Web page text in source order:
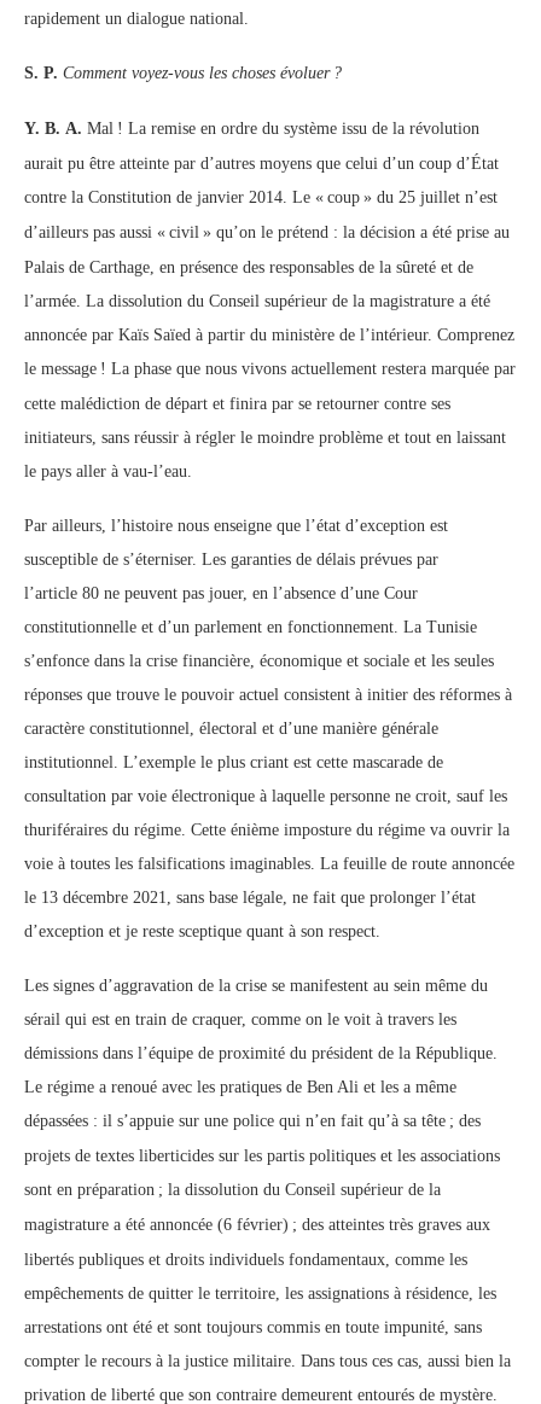
rapidement un dialogue national.
S. P. Comment voyez-vous les choses évoluer ?
Y. B. A. Mal ! La remise en ordre du système issu de la révolution
aurait pu être atteinte par d’autres moyens que celui d’un coup d’État
contre la Constitution de janvier 2014. Le « coup » du 25 juillet n’est
d’ailleurs pas aussi « civil » qu’on le prétend : la décision a été prise au
Palais de Carthage, en présence des responsables de la sûreté et de
l’armée. La dissolution du Conseil supérieur de la magistrature a été
annoncée par Kaïs Saïed à partir du ministère de l’intérieur. Comprenez
le message ! La phase que nous vivons actuellement restera marquée par
cette malédiction de départ et finira par se retourner contre ses
initiateurs, sans réussir à régler le moindre problème et tout en laissant
le pays aller à vau-l’eau.
Par ailleurs, l’histoire nous enseigne que l’état d’exception est
susceptible de s’éterniser. Les garanties de délais prévues par
l’article 80 ne peuvent pas jouer, en l’absence d’une Cour
constitutionnelle et d’un parlement en fonctionnement. La Tunisie
s’enfonce dans la crise financière, économique et sociale et les seules
réponses que trouve le pouvoir actuel consistent à initier des réformes à
caractère constitutionnel, électoral et d’une manière générale
institutionnel. L’exemple le plus criant est cette mascarade de
consultation par voie électronique à laquelle personne ne croit, sauf les
thuriféraires du régime. Cette énième imposture du régime va ouvrir la
voie à toutes les falsifications imaginables. La feuille de route annoncée
le 13 décembre 2021, sans base légale, ne fait que prolonger l’état
d’exception et je reste sceptique quant à son respect.
Les signes d’aggravation de la crise se manifestent au sein même du
sérail qui est en train de craquer, comme on le voit à travers les
démissions dans l’équipe de proximité du président de la République.
Le régime a renoué avec les pratiques de Ben Ali et les a même
dépassées : il s’appuie sur une police qui n’en fait qu’à sa tête ; des
projets de textes liberticides sur les partis politiques et les associations
sont en préparation ; la dissolution du Conseil supérieur de la
magistrature a été annoncée (6 février) ; des atteintes très graves aux
libertés publiques et droits individuels fondamentaux, comme les
empêchements de quitter le territoire, les assignations à résidence, les
arrestations ont été et sont toujours commis en toute impunité, sans
compter le recours à la justice militaire. Dans tous ces cas, aussi bien la
privation de liberté que son contraire demeurent entourés de mystère.